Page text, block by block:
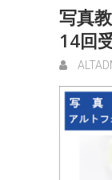
写真
14回